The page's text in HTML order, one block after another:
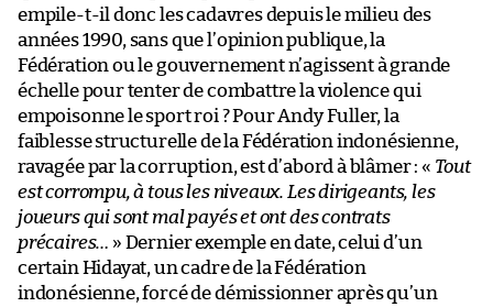
empile-t-il donc les cadavres depuis le milieu des
années 1990, sans que l’opinion publique, la
Fédération ou le gouvernement n’agissent à grande
échelle pour tenter de combattre la violence qui
empoisonne le sport roi ? Pour Andy Fuller, la
faiblesse structurelle de la Fédération indonésienne,
ravagée par la corruption, est d’abord à blâmer : « Tout
est corrompu, à tous les niveaux. Les dirigeants, les
joueurs qui sont mal payés et ont des contrats
précaires… » Dernier exemple en date, celui d’un
certain Hidayat, un cadre de la Fédération
indonésienne, forcé de démissionner après qu’un